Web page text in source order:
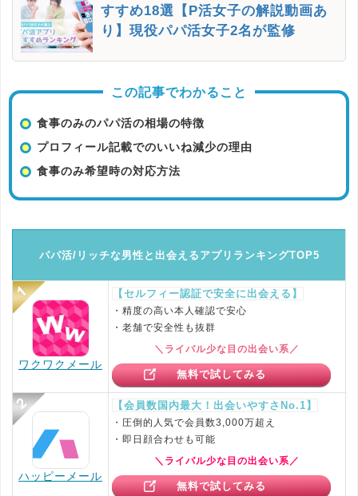
すすめ18選【P活女子の解説動画あ
り】現役パパ活女子2名が監修
この記事でわかること
食事のみのパパ活の相場の特徴
プロフィール記載でのいいね減少の理由
食事のみ希望時の対応方法
パパ活/リッチな男性と出会えるアプリランキングTOP5
ワクワクメール
【セルフィー認証で安全に出会える】
・精度の高い本人確認で安心
・老舗で安全性も抜群
＼ライバル少な目の出会い系／
無料で試してみる
ハッピーメール
【会員数国内最大！出会いやすさNo.1】
・圧倒的人気で会員数3,000万超え
・即日顔合わせも可能
＼ライバル少な目の出会い系／
無料で試してみる